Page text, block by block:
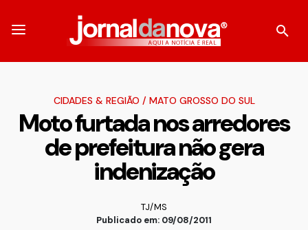
CIDADES & REGIÃO / MATO GROSSO DO SUL
Moto furtada nos arredores
de prefeitura não gera
indenização
TJ/MS
Publicado em: 09/08/2011